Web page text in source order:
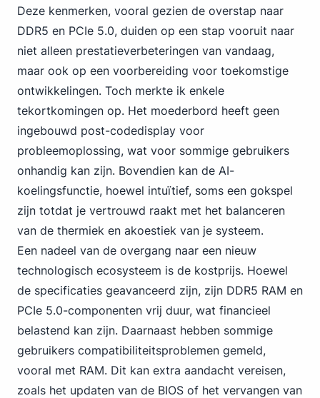
Deze kenmerken, vooral gezien de overstap naar
DDR5 en PCIe 5.0, duiden op een stap vooruit naar
niet alleen prestatieverbeteringen van vandaag,
maar ook op een voorbereiding voor toekomstige
ontwikkelingen. Toch merkte ik enkele
tekortkomingen op. Het moederbord heeft geen
ingebouwd post-codedisplay voor
probleemoplossing, wat voor sommige gebruikers
onhandig kan zijn. Bovendien kan de AI-
koelingsfunctie, hoewel intuïtief, soms een gokspel
zijn totdat je vertrouwd raakt met het balanceren
van de thermiek en akoestiek van je systeem.
Een nadeel van de overgang naar een nieuw
technologisch ecosysteem is de kostprijs. Hoewel
de specificaties geavanceerd zijn, zijn DDR5 RAM en
PCIe 5.0-componenten vrij duur, wat financieel
belastend kan zijn. Daarnaast hebben sommige
gebruikers compatibiliteitsproblemen gemeld,
vooral met RAM. Dit kan extra aandacht vereisen,
zoals het updaten van de BIOS of het vervangen van